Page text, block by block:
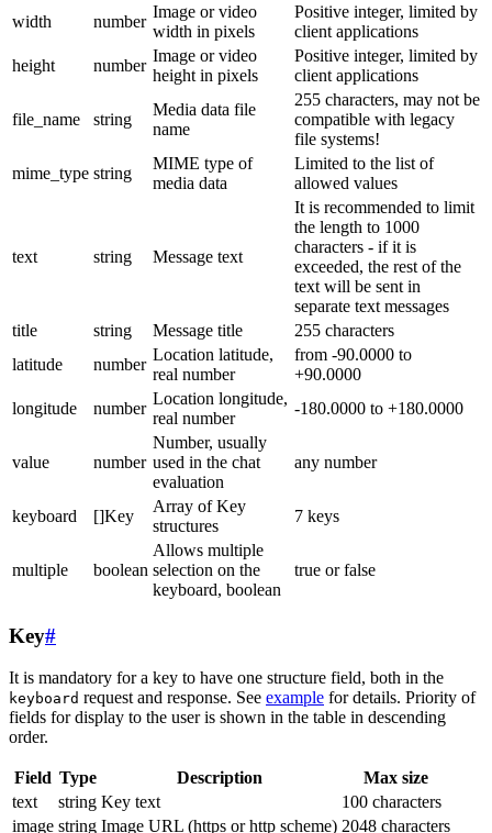
width
number
Image or video
width in pixels
Positive integer, limited by
client applications
height
number
Image or video
height in pixels
Positive integer, limited by
client applications
file_name string
Media data file
name
255 characters, may not be
compatible with legacy
file systems!
mime_type string
MIME type of
media data
Limited to the list of
allowed values
text string Message text
It is recommended to limit
the length to 1000
characters - if it is
exceeded, the rest of the
text will be sent in
separate text messages
title
string Message title
255 characters
latitude
number
Location latitude,
real number
from -90.0000 to
+90.0000
longitude
number
Location longitude,
real number
-180.0000 to +180.0000
value number
Number, usually
used in the chat
evaluation
any number
keyboard []Key
Array of Key
structures
7 keys
multiple boolean
Allows multiple
selection on the
keyboard, boolean
true or false
Key#
It is mandatory for a key to have one structure field, both in the
keyboard request and response. See example for details. Priority of
fields for display to the user is shown in the table in descending
order.
Field Type Description
Max size
text
string Key text
100 characters
image string Image URL (https or http scheme) 2048 characters